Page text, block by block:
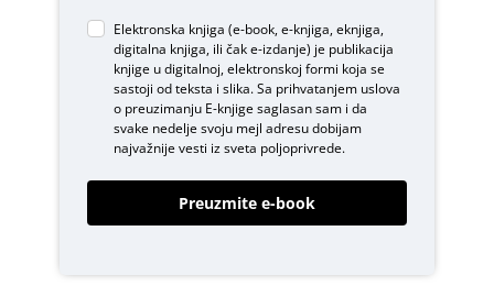
Elektronska knjiga (e-book, e-knjiga, eknjiga,
digitalna knjiga, ili čak e-izdanje) je publikacija
knjige u digitalnoj, elektronskoj formi koja se
sastoji od teksta i slika. Sa prihvatanjem uslova
o preuzimanju E-knjigesaglasan sam i da
svake nedelje svoju mejl adresu dobijam
najvažnije vesti iz sveta poljoprivrede.
Preuzmite e-book